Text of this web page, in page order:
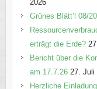
e
n
2026
Grünes Blätt’l 08/
erträgt die Erde?
Bericht über die
am 17.7.26 27. Juli
Herzliche